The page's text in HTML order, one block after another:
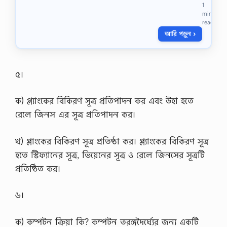
S
C
ই
:
অ
1
min
read
আরি পড়ুন ›
৫।
ক) প্ল্যাংকের বিকিরণ সূত্র প্রতিপাদন কর এবং উহা হতে
রেলে জিনস এর সূত্র প্রতিপাদন কর।
খ) প্লাংকের বিকিরণ সূত্র প্রতিষ্ঠা কর। প্ল্যাংকের বিকিরণ সূত্র
হতে স্টিফ্যানের সূত্র, ভিয়েনের সূত্র ও রেলে জিনসের সূত্রটি
প্রতিষ্ঠিত কর।
৬।
ক) কম্পটন ক্রিয়া কি? কম্পটন তরঙ্গদৈর্ঘ্যের জন্য একটি